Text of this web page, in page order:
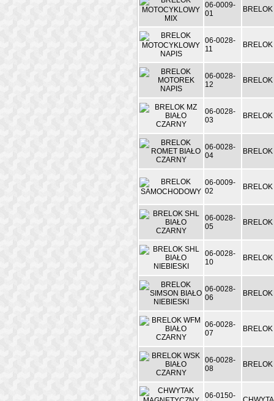
06-0009-
01
06-0028-
11
06-0028-
12
06-0028-
03
06-0028-
04
06-0009-
02
06-0028-
05
06-0028-
10
06-0028-
06
06-0028-
07
06-0028-
08
06-0150-